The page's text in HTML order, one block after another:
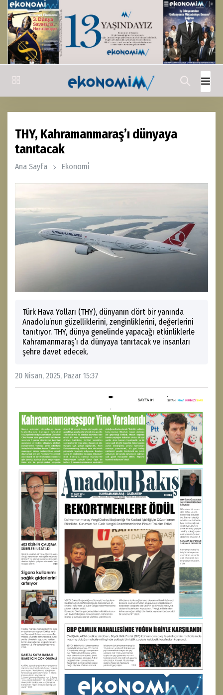
THY, Kahramanmaraş’ı dünyaya
tanıtacak
Ana Sayfa Ekonomi̇
Türk Hava Yolları (THY), dünyanın dört bir yanında
Anadolu’nun güzelliklerini, zenginliklerini, değerlerini
tanıtıyor. THY, dünya genelinde yapacağı etkinliklerle
Kahramanmaraş’ı da dünyaya tanıtacak ve insanları
şehre davet edecek.
20 Nisan, 2025, Pazar 15:37